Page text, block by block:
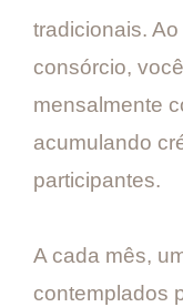
tradicionais.
consórcio,
mensalmente
acumulando
participantes.
A cada mês,
contemplados